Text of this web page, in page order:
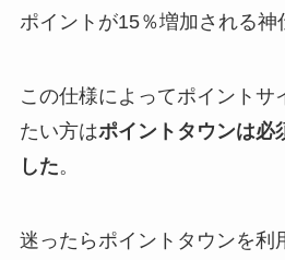
ポイントが15％増加される神
この仕様によってポイントサ
たい方はポイントタウンは必
した。
迷ったらポイントタウンを利